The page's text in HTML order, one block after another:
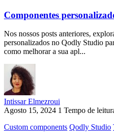
Componentes
Nos nossos posts anteriores,
personalizados no Qodly Studio
como melhorar a sua apl...
Intissar Elmezroui
Agosto 15, 2024 1 Tempo de
Custom components Qodly Studio